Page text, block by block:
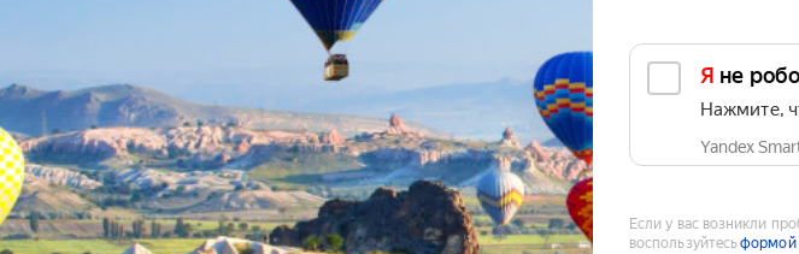
Я не
Нажмите,
Yandex
Если у вас возникли
воспользуйтесьформой